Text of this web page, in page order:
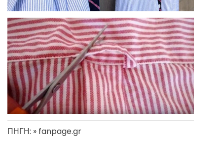
ΠΗΓΗ: » fanpage.gr